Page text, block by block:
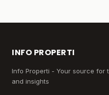
INFO PROPERTI
Info Properti - Your source for
and insights